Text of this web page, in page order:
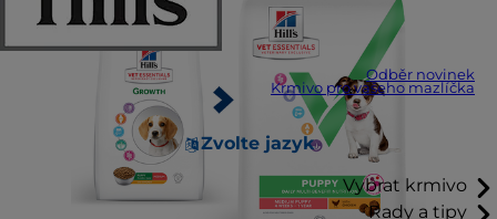
Odběr novinek
Krmivo pro vašeho mazlíčka
Zvolte jazyk
Vybrat krmivo
Rady a tipy